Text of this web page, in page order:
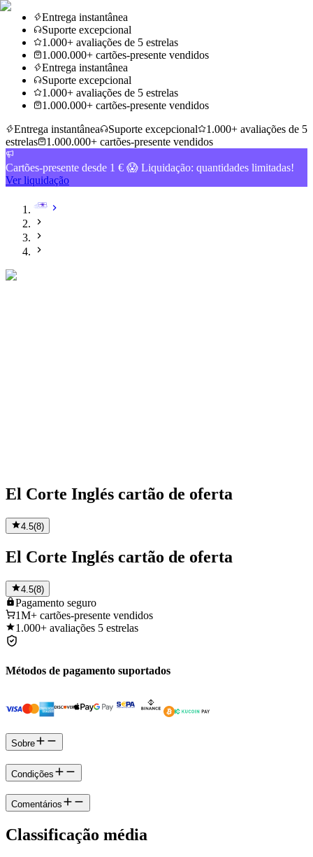
Entrega instantânea
Suporte excepcional
1.000+ avaliações de 5 estrelas
1.000.000+ cartões-presente vendidos
Entrega instantânea
Suporte excepcional
1.000+ avaliações de 5 estrelas
1.000.000+ cartões-presente vendidos
Entrega instantânea
Suporte excepcional
1.000+ avaliações de 5
estrelas
1.000.000+ cartões-presente vendidos
Cartões-presente desde 1 € 😱 Liquidação: quantidades limitadas!
Ver liquidação
El Corte Inglés cartão de oferta
4.5(8)
El Corte Inglés cartão de oferta
4.5(8)
Pagamento seguro
1M+ cartões-presente vendidos
1.000+ avaliações 5 estrelas
Métodos de pagamento suportados
Sobre
Condições
Comentários
Classificação média